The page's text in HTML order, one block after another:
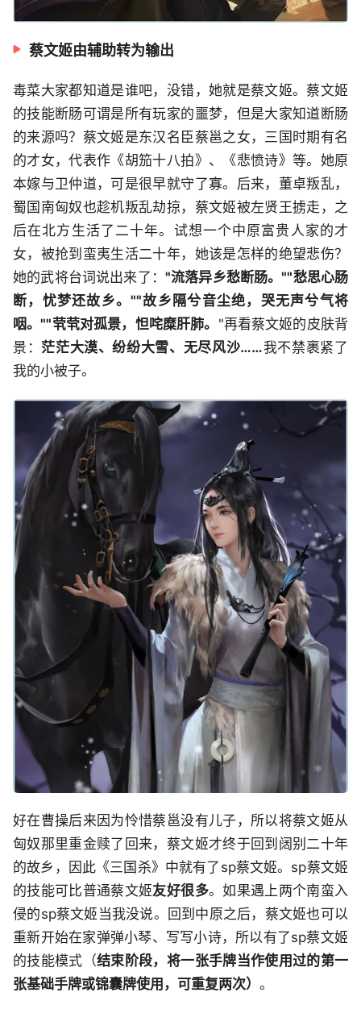
蔡文姬由辅助转为输出
毒菜大家都知道是谁吧，没错，她就是蔡文姬。蔡文姬
的技能断肠可谓是所有玩家的噩梦，但是大家知道断肠
的来源吗？蔡文姬是东汉名臣蔡邕之女，三国时期有名
的才女，代表作《胡笳十八拍》、《悲愤诗》等。她原
本嫁与卫仲道，可是很早就守了寡。后来，董卓叛乱，
蜀国南匈奴也趁机叛乱劫掠，蔡文姬被左贤王掳走，之
后在北方生活了二十年。试想一个中原富贵人家的才
女，被抢到蛮夷生活二十年，她该是怎样的绝望悲伤？
她的武将台词说出来了： "流落异乡愁断肠。""愁思心肠
断，忧梦还故乡。""故乡隔兮音尘绝，哭无声兮气将
咽。""茕茕对孤景，怛咤糜肝肺。 "再看蔡文姬的皮肤背
景：茫茫大漠、纷纷大雪、无尽风沙……我不禁裹紧了
我的小被子。
好在曹操后来因为怜惜蔡邕没有儿子，所以将蔡文姬从
匈奴那里重金赎了回来，蔡文姬才终于回到阔别二十年
的故乡，因此《三国杀》中就有了sp蔡文姬。sp蔡文姬
的技能可比普通蔡文姬友好很多。如果遇上两个南蛮入
侵的sp蔡文姬当我没说。回到中原之后，蔡文姬也可以
重新开始在家弹弹小琴、写写小诗，所以有了sp蔡文姬
的技能模式（结束阶段，将一张手牌当作使用过的第一
张基础手牌或锦囊牌使用，可重复两次） 。